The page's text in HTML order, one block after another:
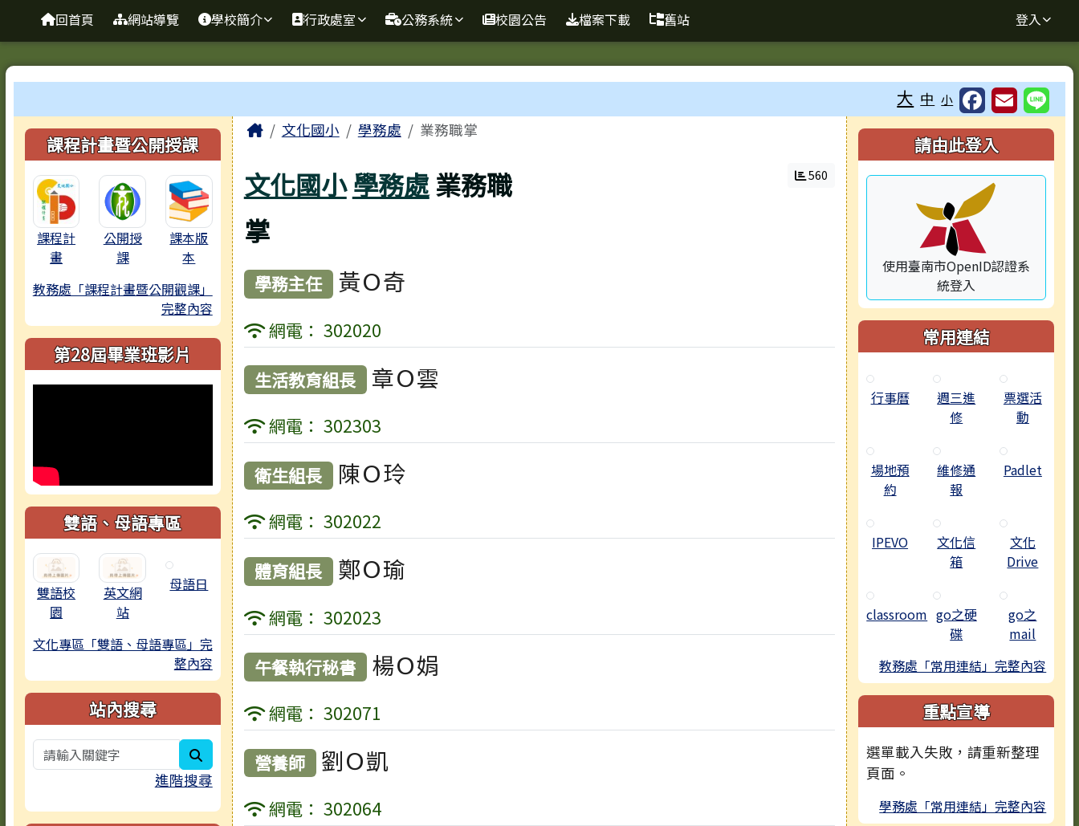
跳至主內容區
臺南市歸仁區文化國小全球資訊站
導覽列
回首頁 網站導覽 學校簡介 行政處室 公務系統 校園公告 檔案下載 舊站 登入
⏸
大 中 小
左邊區域內容
課程計畫暨公開授課
課程計
畫
公開授
課
課本版
本
教務處「課程計畫暨公開觀課」
完整內容
第28屆畢業班影片
雙語、母語專區
雙語校
園
英文網
站
母語日
文化專區「雙語、母語專區」完
整內容
站內搜尋
search
進階搜尋
主內容區域
Home文化國小 學務處 業務職掌
文化國小 學務處業務職
掌
560
學務主任 黃Ｏ奇
網電： 302020
生活教育組長 章Ｏ雲
網電： 302303
衛生組長 陳Ｏ玲
網電： 302022
體育組長 鄭Ｏ瑜
網電： 302023
午餐執行秘書 楊Ｏ娟
網電： 302071
營養師 劉Ｏ凱
網電： 302064
右邊區域內容
請由此登入
使用臺南市OpenID認證系
統登入
常用連結
行事曆
週三進
修
票選活
動
場地預
約
維修通
報
Padlet
IPEVO
文化信
箱
文化
Drive
classroom go之硬
碟
go之
mail
教務處「常用連結」完整內容
重點宣導
選單載入失敗，請重新整理
頁面。
學務處「常用連結」完整內容
頁尾區域